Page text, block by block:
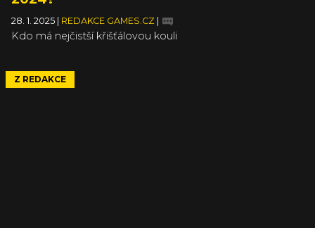
28. 1. 2025 REDAKCE GAMES.CZ
Kdo má nejčistší křišťálovou kouli
Z REDAKCE